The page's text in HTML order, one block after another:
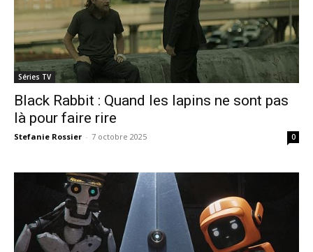
Séries TV
Black Rabbit : Quand les lapins ne sont pas
là pour faire rire
Stefanie Rossier - 7 octobre 2025 0